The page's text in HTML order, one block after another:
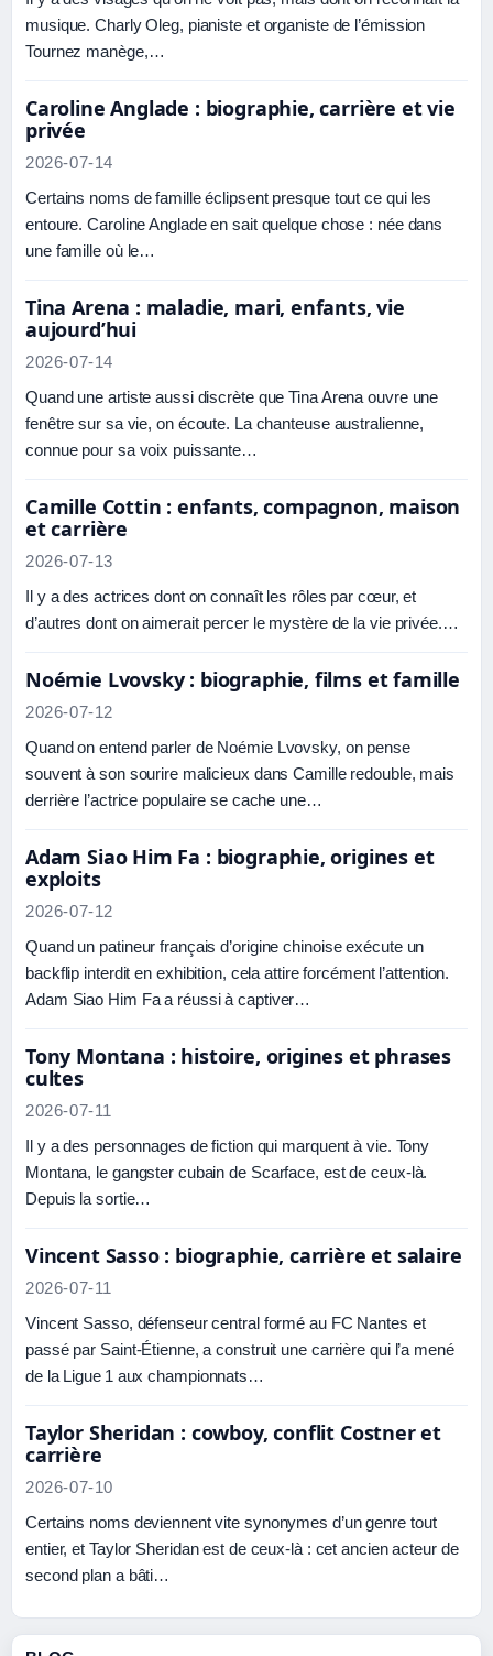
musique. Charly Oleg, pianiste et organiste de l’émission
Tournez manège,…
Caroline Anglade : biographie, carrière et vie
privée
2026-07-14
Certains noms de famille éclipsent presque tout ce qui les
entoure. Caroline Anglade en sait quelque chose : née dans
une famille où le…
Tina Arena : maladie, mari, enfants, vie
aujourd’hui
2026-07-14
Quand une artiste aussi discrète que Tina Arena ouvre une
fenêtre sur sa vie, on écoute. La chanteuse australienne,
connue pour sa voix puissante…
Camille Cottin : enfants, compagnon, maison
et carrière
2026-07-13
Il y a des actrices dont on connaît les rôles par cœur, et
d’autres dont on aimerait percer le mystère de la vie privée.…
Noémie Lvovsky : biographie, films et famille
2026-07-12
Quand on entend parler de Noémie Lvovsky, on pense
souvent à son sourire malicieux dans Camille redouble, mais
derrière l’actrice populaire se cache une…
Adam Siao Him Fa : biographie, origines et
exploits
2026-07-12
Quand un patineur français d’origine chinoise exécute un
backflip interdit en exhibition, cela attire forcément l’attention.
Adam Siao Him Fa a réussi à captiver…
Tony Montana : histoire, origines et phrases
cultes
2026-07-11
Il y a des personnages de fiction qui marquent à vie. Tony
Montana, le gangster cubain de Scarface, est de ceux-là.
Depuis la sortie…
Vincent Sasso : biographie, carrière et salaire
2026-07-11
Vincent Sasso, défenseur central formé au FC Nantes et
passé par Saint-Étienne, a construit une carrière qui l’a mené
de la Ligue 1 aux championnats…
Taylor Sheridan : cowboy, conflit Costner et
carrière
2026-07-10
Certains noms deviennent vite synonymes d’un genre tout
entier, et Taylor Sheridan est de ceux-là : cet ancien acteur de
second plan a bâti…